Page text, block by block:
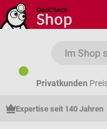
Zum Hauptinhalt springen
Privatkunden
Expertise seit 140 Jahren